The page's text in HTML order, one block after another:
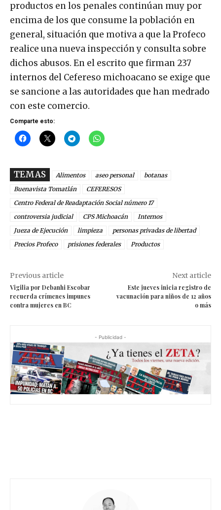
productos en los penales continúan muy por
encima de los que consume la población en
general, situación que motiva a que la Profeco
realice una nueva inspección y consulta sobre
dichos abusos. En el escrito que firman 237
internos del Cefereso michoacano se exige que
se sancione a las autoridades que han medrado
con este comercio.
Comparte esto:
TEMAS Alimentos aseo personal
botanas
Buenavista Tomatlán
CEFERESOS
Centro Federal de Readaptación Social número 17
controversia judicial
CPS Michoacán
Internos
Jueza de Ejecución
limpieza
personas privadas de libertad
Precios Profeco
prisiones federales Productos
Previous article
Vigilia por Debanhi Escobar
recuerda crímenes impunes
contra mujeres en BC
Next article
Este jueves inicia registro de
vacunación para niños de 12 años
o más
- Publicidad -